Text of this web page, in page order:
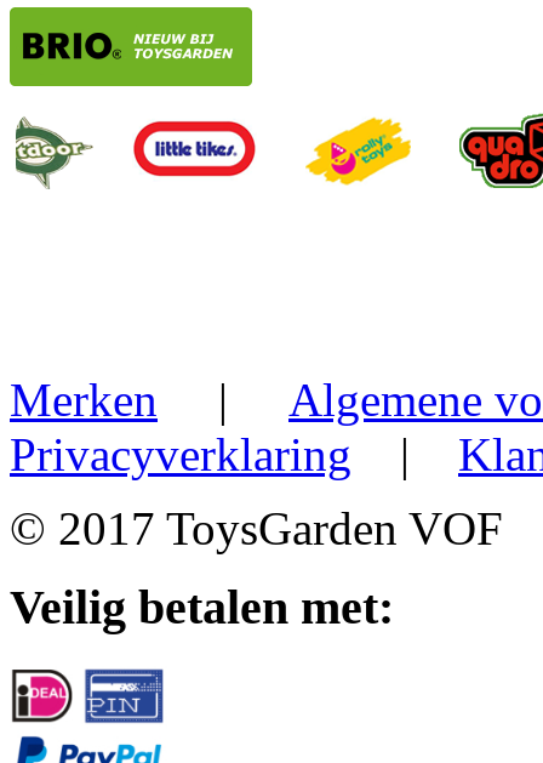
Merken | Algemene
Privacyverklaring |
© 2017 ToysGarden VOF
Veilig betalen met: